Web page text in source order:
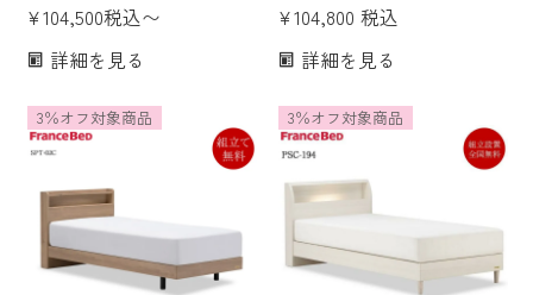
レス付き マットレスセット ベ
LED照明 コンパクト 省スペー
¥104,500税込〜
詳細を見る
ットレス） | フランスベッド
ットレスセット 日本製 国産
痛 かたい かため ハード 目玉
¥104,800 税込
詳細を見る
3％オフ対象商品 3％オフ対象商品